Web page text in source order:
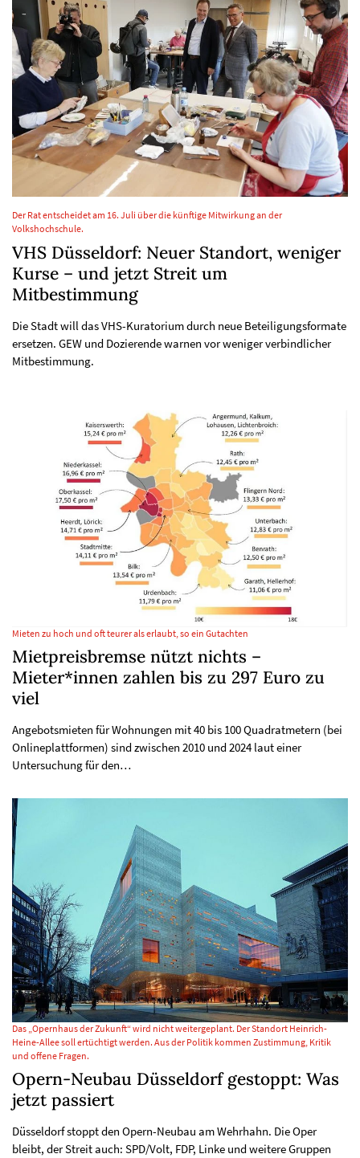
Der Rat entscheidet am 16. Juli über die künftige Mitwirkung an der
Volkshochschule.
VHS Düsseldorf: Neuer Standort, weniger
Kurse – und jetzt Streit um
Mitbestimmung
Die Stadt will das VHS-Kuratorium durch neue Beteiligungsformate
ersetzen. GEW und Dozierende warnen vor weniger verbindlicher
Mitbestimmung.
Mieten zu hoch und oft teurer als erlaubt, so ein Gutachten
Mietpreisbremse nützt nichts –
Mieter*innen zahlen bis zu 297 Euro zu
viel
Angebotsmieten für Wohnungen mit 40 bis 100 Quadratmetern (bei
Onlineplattformen) sind zwischen 2010 und 2024 laut einer
Untersuchung für den…
Das „Opernhaus der Zukunft“ wird nicht weitergeplant. Der Standort Heinrich-
Heine-Allee soll ertüchtigt werden. Aus der Politik kommen Zustimmung, Kritik
und offene Fragen.
Opern-Neubau Düsseldorf gestoppt: Was
jetzt passiert
Düsseldorf stoppt den Opern-Neubau am Wehrhahn. Die Oper
bleibt, der Streit auch: SPD/Volt, FDP, Linke und weitere Gruppen